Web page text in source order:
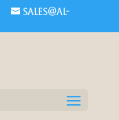
sales@al-